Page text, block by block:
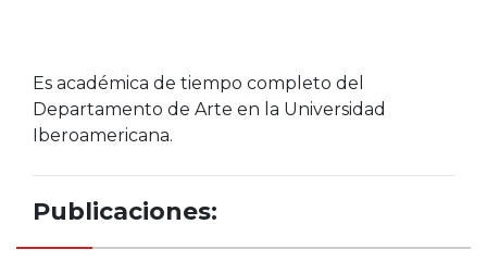
Es académica de tiempo completo del
Departamento de Arte en la Universidad
Iberoamericana.
Publicaciones: